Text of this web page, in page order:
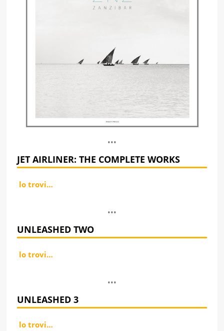
•••
JET AIRLINER: THE COMPLETE WORKS
lo trovi…
•••
UNLEASHED TWO
lo trovi…
•••
UNLEASHED 3
lo trovi…